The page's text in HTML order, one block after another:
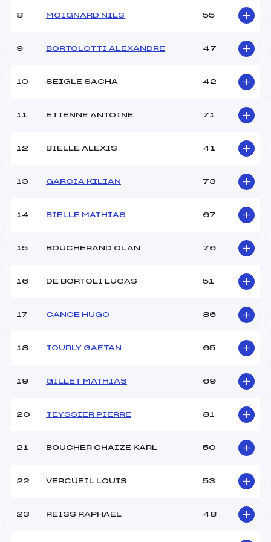
Ouvreurs D :
Météo :
Nombre de portes :
Traceur :
Ouvreurs C :
Ouvreurs E :
Pénalité appliquée :
8 MOIGNARD NILS 55
9 BORTOLOTTI ALEXANDRE 47
10 SEIGLE SACHA 42
11 ETIENNE ANTOINE 71
12 BIELLE ALEXIS 41
13 GARCIA KILIAN 73
14 BIELLE MATHIAS 67
15 BOUCHERAND OLAN 76
16 DE BORTOLI LUCAS 51
17 CANCE HUGO 86
18 TOURLY GAETAN 65
19 GILLET MATHIAS 69
20 TEYSSIER PIERRE 81
21 BOUCHER CHAIZE KARL 50
22 VERCUEIL LOUIS 53
23 REISS RAPHAEL 48